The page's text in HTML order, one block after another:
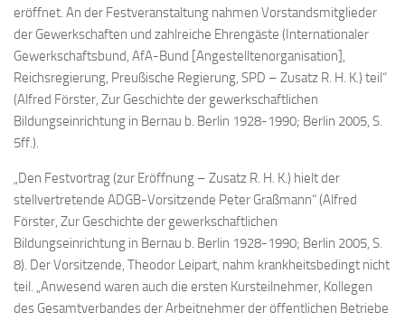
eröffnet. An der Festveranstaltung nahmen Vorstandsmitglieder
der Gewerkschaften und zahlreiche Ehrengäste (Internationaler
Gewerkschaftsbund, AfA-Bund [Angestelltenorganisation],
Reichsregierung, Preußische Regierung, SPD – Zusatz R. H. K.) teil“
(Alfred Förster, Zur Geschichte der gewerkschaftlichen
Bildungseinrichtung in Bernau b. Berlin 1928-1990; Berlin 2005, S.
5ff.).
„Den Festvortrag (zur Eröffnung – Zusatz R. H. K.) hielt der
stellvertretende ADGB-Vorsitzende Peter Graßmann“ (Alfred
Förster, Zur Geschichte der gewerkschaftlichen
Bildungseinrichtung in Bernau b. Berlin 1928-1990; Berlin 2005, S.
8). Der Vorsitzende, Theodor Leipart, nahm krankheitsbedingt nicht
teil. „Anwesend waren auch die ersten Kursteilnehmer, Kollegen
des Gesamtverbandes der Arbeitnehmer der öffentlichen Betriebe